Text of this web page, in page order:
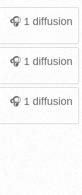
1 diffusion
1 diffusion
1 diffusion